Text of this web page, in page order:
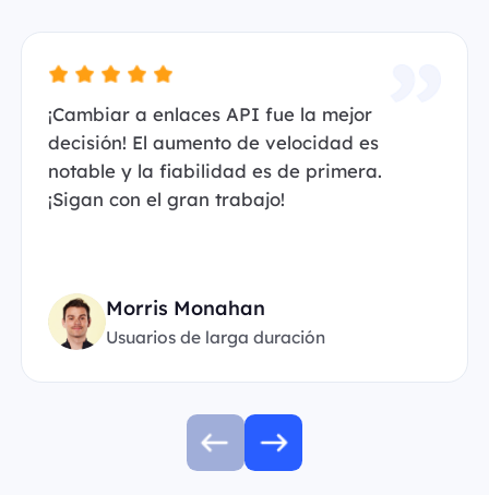
¡Cambiar a enlaces API fue la mejor
decisión! El aumento de velocidad es
notable y la fiabilidad es de primera.
¡Sigan con el gran trabajo!
Morris Monahan
Usuarios de larga duración